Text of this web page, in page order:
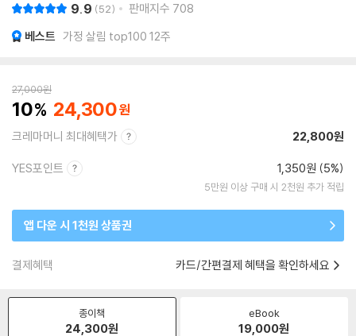
9.9 52 판매지수 708
베스트 가정 살림 top100 12주
27,000원
10 24,300
크레마머니 최대혜택가 22,800원
YES포인트 1,350원 (5%)
5만원 이상 구매 시 2천원 추가 적립
앱 다운 시 1천원 상품권
결제혜택 카드/간편결제 혜택을 확인하세요
종이책
24,300원
eBook
19,000원